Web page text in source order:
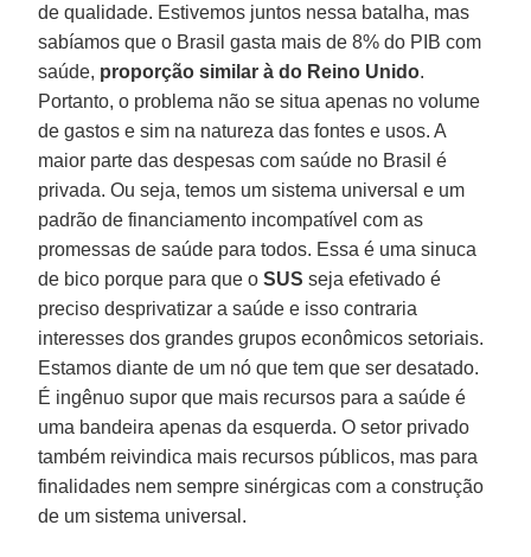
de qualidade. Estivemos juntos nessa batalha, mas
sabíamos que o Brasil gasta mais de 8% do PIB com
saúde, proporção similar à do Reino Unido.
Portanto, o problema não se situa apenas no volume
de gastos e sim na natureza das fontes e usos. A
maior parte das despesas com saúde no Brasil é
privada. Ou seja, temos um sistema universal e um
padrão de financiamento incompatível com as
promessas de saúde para todos. Essa é uma sinuca
de bico porque para que oSUS seja efetivado é
preciso desprivatizar a saúde e isso contraria
interesses dos grandes grupos econômicos setoriais.
Estamos diante de um nó que tem que ser desatado.
É ingênuo supor que mais recursos para a saúde é
uma bandeira apenas da esquerda. O setor privado
também reivindica mais recursos públicos, mas para
finalidades nem sempre sinérgicas com a construção
de um sistema universal.